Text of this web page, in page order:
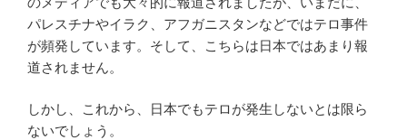
パレスチナやイラク、アフガニスタンなどではテロ事件
が頻発しています。そして、こちらは日本ではあまり報
道されません。
しかし、これから、日本でもテロが発生しないとは限ら
ないでしょう。